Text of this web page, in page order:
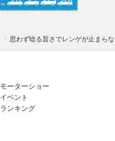
思わず唸る旨さでレンゲが止まら
モーターショー
イベント
ランキング